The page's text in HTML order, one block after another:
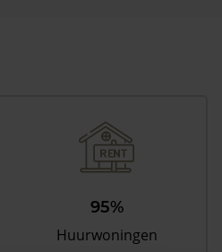
95%
Huurwoningen